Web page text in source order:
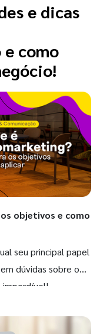
e dicas
como
objetivos e como
seu principal papel
dúvidas sobre o
imperdível!